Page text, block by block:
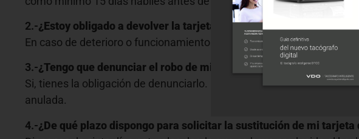
2.-¿Estoy obligado a devolver la tarjeta de conductor, a la
En caso de deterioro o funcionamiento defectuoso de tu tarjeta de
3.-¿Tengo que denunciar el robo de mi tarjeta de conductor, ante la
Si, tienes la obligación de denunciarlo.
El objeto de la denuncia es
anulada.
4.-¿De qué plazo dispongo para solicitar la sustitución de mi